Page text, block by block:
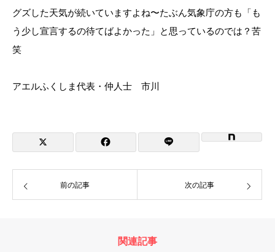
グズした天気が続いていますよね〜たぶん気象庁の方も「も
う少し宣言するの待てばよかった」と思っているのでは？苦
笑
アエルふくしま代表・仲人士 市川
前の記事 次の記事
関連記事